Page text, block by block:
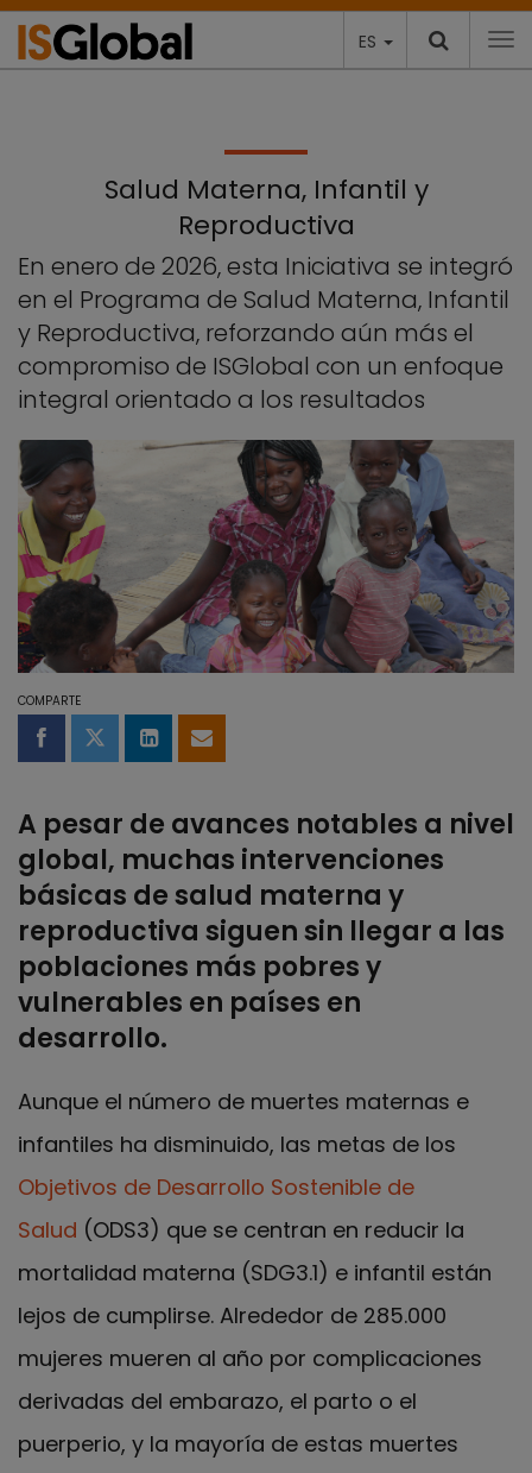
ES
Salud Materna, Infantil y
Reproductiva
En enero de 2026, esta Iniciativa se integró
en el Programa de Salud Materna, Infantil
y Reproductiva, reforzando aún más el
compromiso de ISGlobal con un enfoque
integral orientado a los resultados
COMPARTE
Compartir en Facebook
Compartir en Twitter
Compartir en LinkedIn
Compartir por email
A pesar de avances notables a nivel
global, muchas intervenciones
básicas de salud materna y
reproductiva siguen sin llegar a las
poblaciones más pobres y
vulnerables en países en
desarrollo.
Aunque el número de muertes maternas e
infantiles ha disminuido, las metas de los
Objetivos de Desarrollo Sostenible de
Salud (ODS3) que se centran en reducir la
mortalidad materna (SDG3.1) e infantil están
lejos de cumplirse. Alrededor de 285.000
mujeres mueren al año por complicaciones
derivadas del embarazo, el parto o el
puerperio, y la mayoría de estas muertes